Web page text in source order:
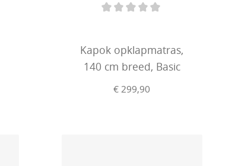
Kapok opklapmatras,
140 cm breed, Basic
€ 299,90